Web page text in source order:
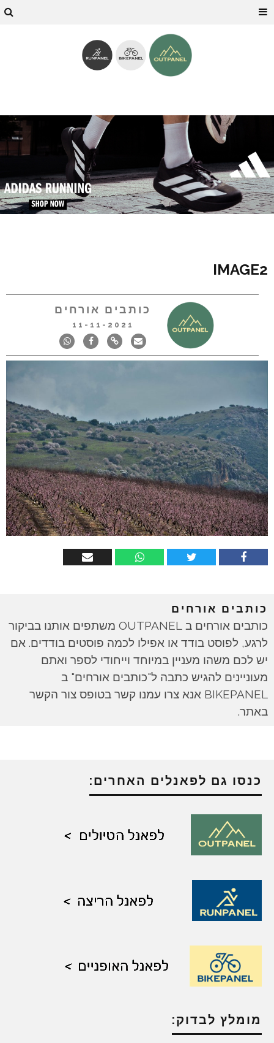
IMAGE2
כותבים אורחים
11-11-2021
כותבים אורחים
כותבים אורחים ב OUTPANEL משתפים אותנו בביקור
לרגע, לפוסט בודד או אפילו לכמה פוסטים בודדים. אם
יש לכם משהו מעניין במיוחד וייחודי לספר ואתם
מעוניינים להגיש כתבה ל"כותבים אורחים" ב
BIKEPANEL אנא צרו עמנו קשר בטופס צור הקשר
באתר.
כנסו גם לפאנלים האחרים:
מומלץ לבדוק: